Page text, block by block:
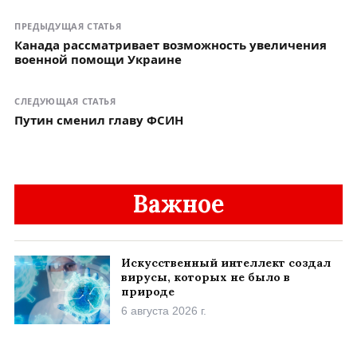
ПРЕДЫДУЩАЯ СТАТЬЯ
Канада рассматривает возможность увеличения
военной помощи Украине
СЛЕДУЮЩАЯ СТАТЬЯ
Путин сменил главу ФСИН
Важное
Искусственный интеллект создал
вирусы, которых не было в
природе
6 августа 2026 г.